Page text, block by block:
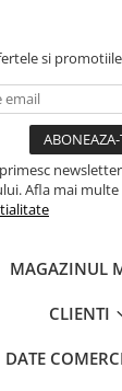
si
Afla mai multe
MAGAZINUL
CLIENTI
DATE